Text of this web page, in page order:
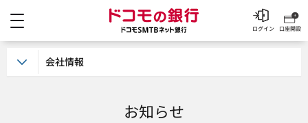
ドコモの銀行 ドコモ
口座開設
ログイン
お知らせ
会社情報